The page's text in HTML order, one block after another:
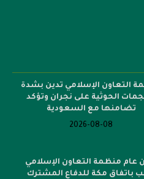
التعاون الإسلامي تدين بشدة
الحوثية على نجران وتؤكد
تضامنها مع السعودية
2026-08-08
عام منظمة التعاون الإسلامي
باتفاق مكة للدفاع المشترك